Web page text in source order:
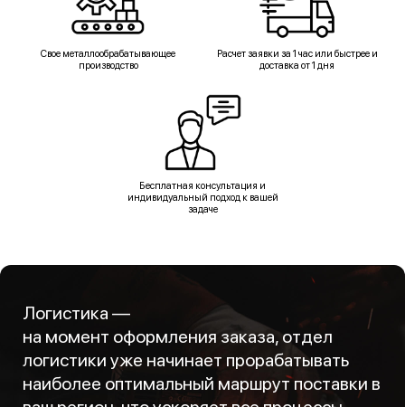
Свое металлообрабатывающее
производство
Расчет заявки за 1 час или быстрее и
доставка от 1 дня
Бесплатная консультация и
индивидуальный подход к вашей
задаче
Логистика —
на момент оформления заказа, отдел
логистики уже начинает прорабатывать
наиболее оптимальный маршрут поставки в